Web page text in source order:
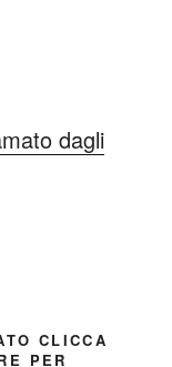
dagli
CLICCA
PER